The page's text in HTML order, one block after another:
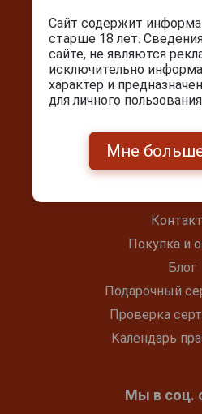
г. Москва,
Ежедневно с
+7(495) 644-
Покупка и
Блог
Подарочный
Проверка
Календарь
Мы в соц.
Сайт содержит
старше 18 лет.
сайте, не являются
исключительно
характер и
для личного
Мне